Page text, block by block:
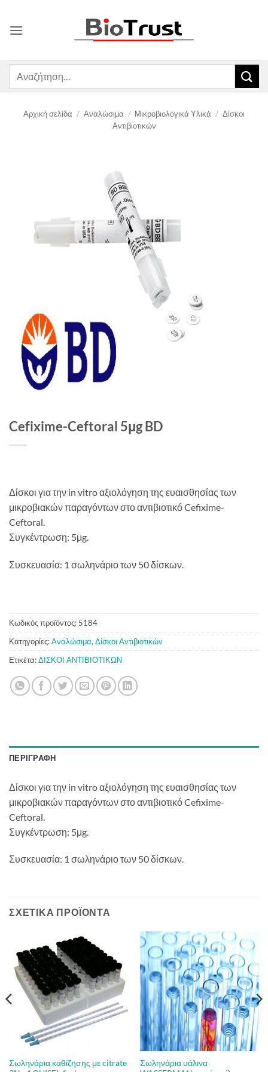
περιεχόμενο
Αναζήτηση
Αρχική σελίδα / Αναλώσιμα / Μικροβιολογικά Υλικά / Δίσκοι
Αντιβιοτικών
Cefixime-Ceftoral 5μg BD
Δίσκοι για την in vitro αξιολόγηση της ευαισθησίας των
μικροβιακών παραγόντων στο αντιβιοτικό Cefixime-
Ceftoral.
Συγκέντρωση: 5μg.
Συσκευασία: 1 σωληνάριο των 50 δίσκων.
Κωδικός προϊόντος: 5184
Κατηγορίες:Αναλώσιμα, Δίσκοι Αντιβιοτικών
Ετικέτα:ΔΙΣΚΟΙ ΑΝΤΙΒΙΟΤΙΚΩΝ
ΠΕΡΙΓΡΑΦΉ
Δίσκοι για την in vitro αξιολόγηση της ευαισθησίας των
μικροβιακών παραγόντων στο αντιβιοτικό Cefixime-
Ceftoral.
Συγκέντρωση: 5μg.
Συσκευασία: 1 σωληνάριο των 50 δίσκων.
ΣΧΕΤΙΚΆ ΠΡΟΪΌΝΤΑ
Σωληνάρια καθίζησης με citrate
Σωληνάρια υάλινα